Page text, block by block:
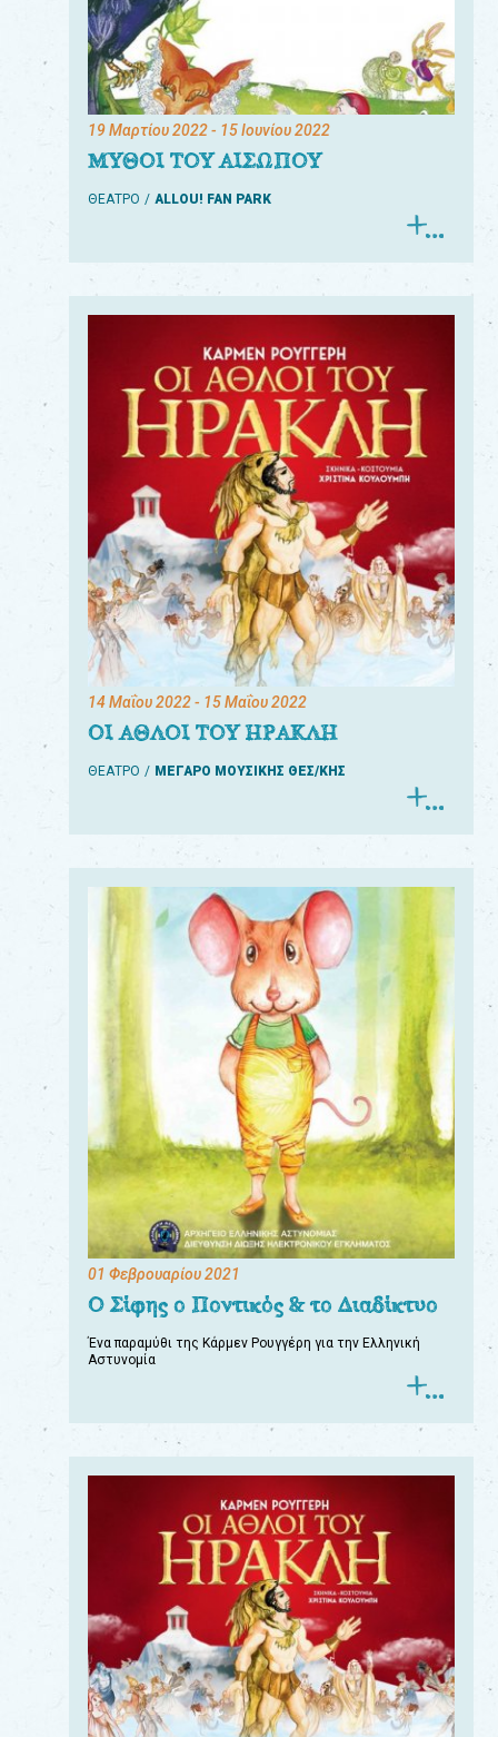
19 Μαρτίου 2022- 15 Ιουνίου 2022
ΜΥΘΟΙ ΤΟΥ ΑΙΣΩΠΟΥ
ΘΕΑΤΡΟ ALLOU! FAN PARK
14 Μαΐου 2022- 15 Μαΐου 2022
ΟΙ ΑΘΛΟΙ ΤΟΥ ΗΡΑΚΛΗ
ΘΕΑΤΡΟ ΜΕΓΑΡΟ ΜΟΥΣΙΚΗΣ ΘΕΣ/ΚΗΣ
01 Φεβρουαρίου 2021
Ο Σίφης ο Ποντικός & το Διαδίκτυο
Ένα παραμύθι της Κάρμεν Ρουγγέρη για την Ελληνική
Αστυνομία